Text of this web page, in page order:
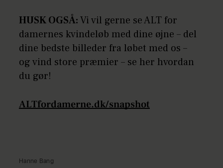
HUSK OGSÅ:Vi vil gerne se ALT for
damernes kvindeløb med dine øjne – del
dine bedste billeder fra løbet med os –
og vind store præmier – se her hvordan
du gør!
ALTfordamerne.dk/snapshot
Hanne Bang